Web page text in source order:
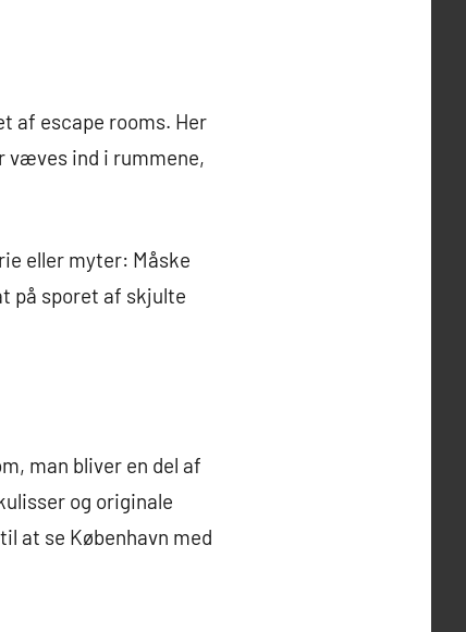
af escape rooms. Her
væves ind i rummene,
eller myter: Måske
på sporet af skjulte
man bliver en del af
og originale
at se København med